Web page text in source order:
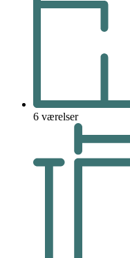
6 værelser